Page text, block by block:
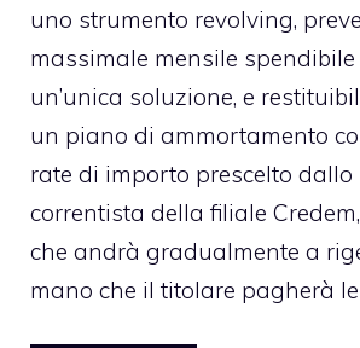
uno strumento revolving,
massimale mensile
un’unica soluzione, e
un piano di ammortamento
rate di importo prescelto dallo
correntista della filiale
che andrà gradualmente a
mano che il titolare pagherà